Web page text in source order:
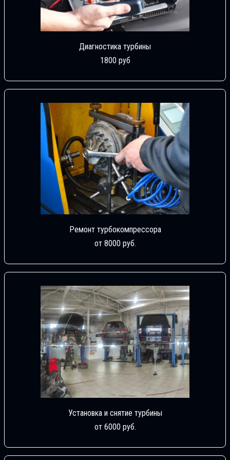
Диагностика турбины
1800 руб
Ремонт турбокомпрессора
от 8000 руб.
Установка и снятие турбины
от 6000 руб.